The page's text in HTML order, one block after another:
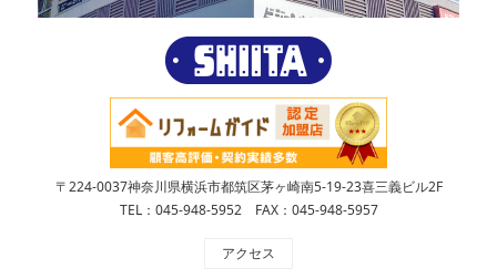
〒224-0037神奈川県横浜市都筑区茅ヶ崎南5-19-23喜三義ビル2F
TEL：045-948-5952 FAX：045-948-5957
アクセス